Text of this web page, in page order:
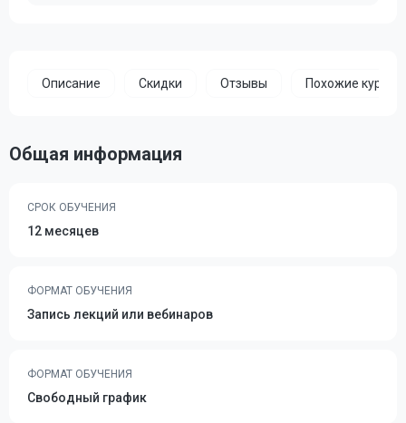
Описание Скидки Отзывы Похожие курсы
Общая информация
СРОК ОБУЧЕНИЯ
12 месяцев
ФОРМАТ ОБУЧЕНИЯ
Запись лекций или вебинаров
ФОРМАТ ОБУЧЕНИЯ
Свободный график